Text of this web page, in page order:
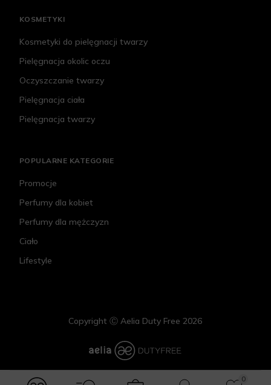
0
KOSMETYKI
Kosmetyki do pielęgnacji twarzy
Pielęgnacja okolic oczu
Oczyszczanie twarzy
Pielęgnacja ciała
Pielęgnacja twarzy
POPULARNE KATEGORIE
Promocje
Perfumy dla kobiet
Perfumy dla mężczyzn
Ciało
Lifestyle
Copyright Ⓒ Aelia Duty Free 2026